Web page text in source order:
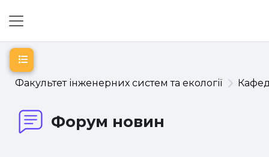
Факультет інженерних систем та екології
Форум новин
Відкритий покажчик курсу